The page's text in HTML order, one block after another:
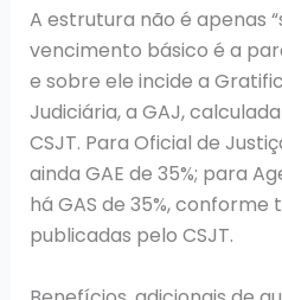
A estrutura não é apenas
vencimento básico é a
e sobre ele incide a
Judiciária, a GAJ,
CSJT. Para Oficial de
ainda GAE de 35%; para
há GAS de 35%,
publicadas pelo CSJT.